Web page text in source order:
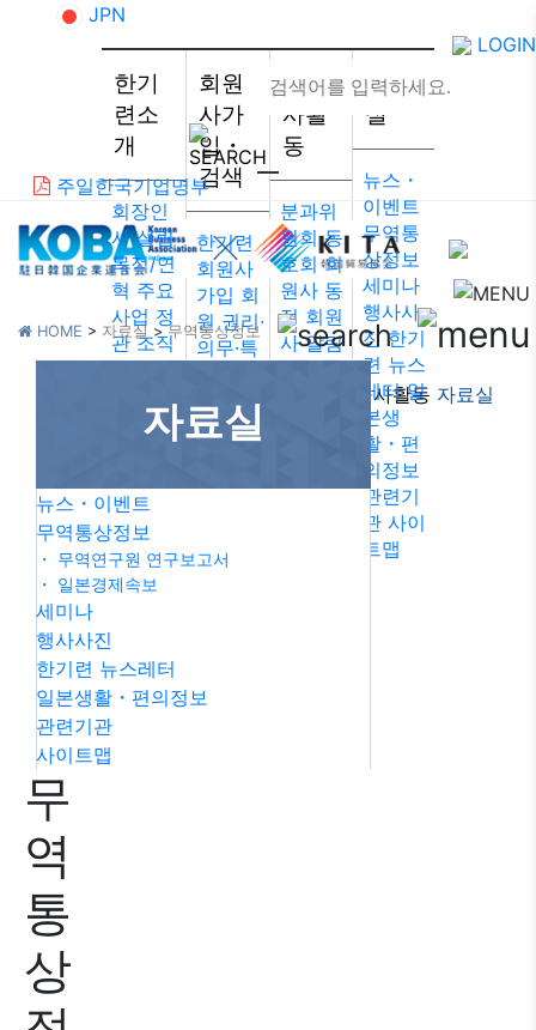
한기
련소
개
회장인
사 설립
목적/연
혁 주요
사업 정
관 조직
역협회
근성 정
책
회원
사가
입・
검색
한기련
회원사
가입 회
원 권리·
의무·특
검색 /
리스트
률상담
회원
사활
동
분과위
원회 동
호회 회
원사 동
정 회원
사 알림
자료
실
뉴스・
이벤트
무역통
상정보
세미나
행사사
진 한기
련 뉴스
레터 일
본생
활・편
의정보
관련기
관 사이
트맵
주일한국기업명부
JPN
LOGIN
회원사활동 자료실
HOME > 자료실 >무역통상정보
자료실
뉴스・이벤트
무역통상정보
・ 무역연구원 연구보고서
・ 일본경제속보
세미나
행사사진
한기련 뉴스레터
일본생활・편의정보
관련기관
사이트맵
무
역
통
상